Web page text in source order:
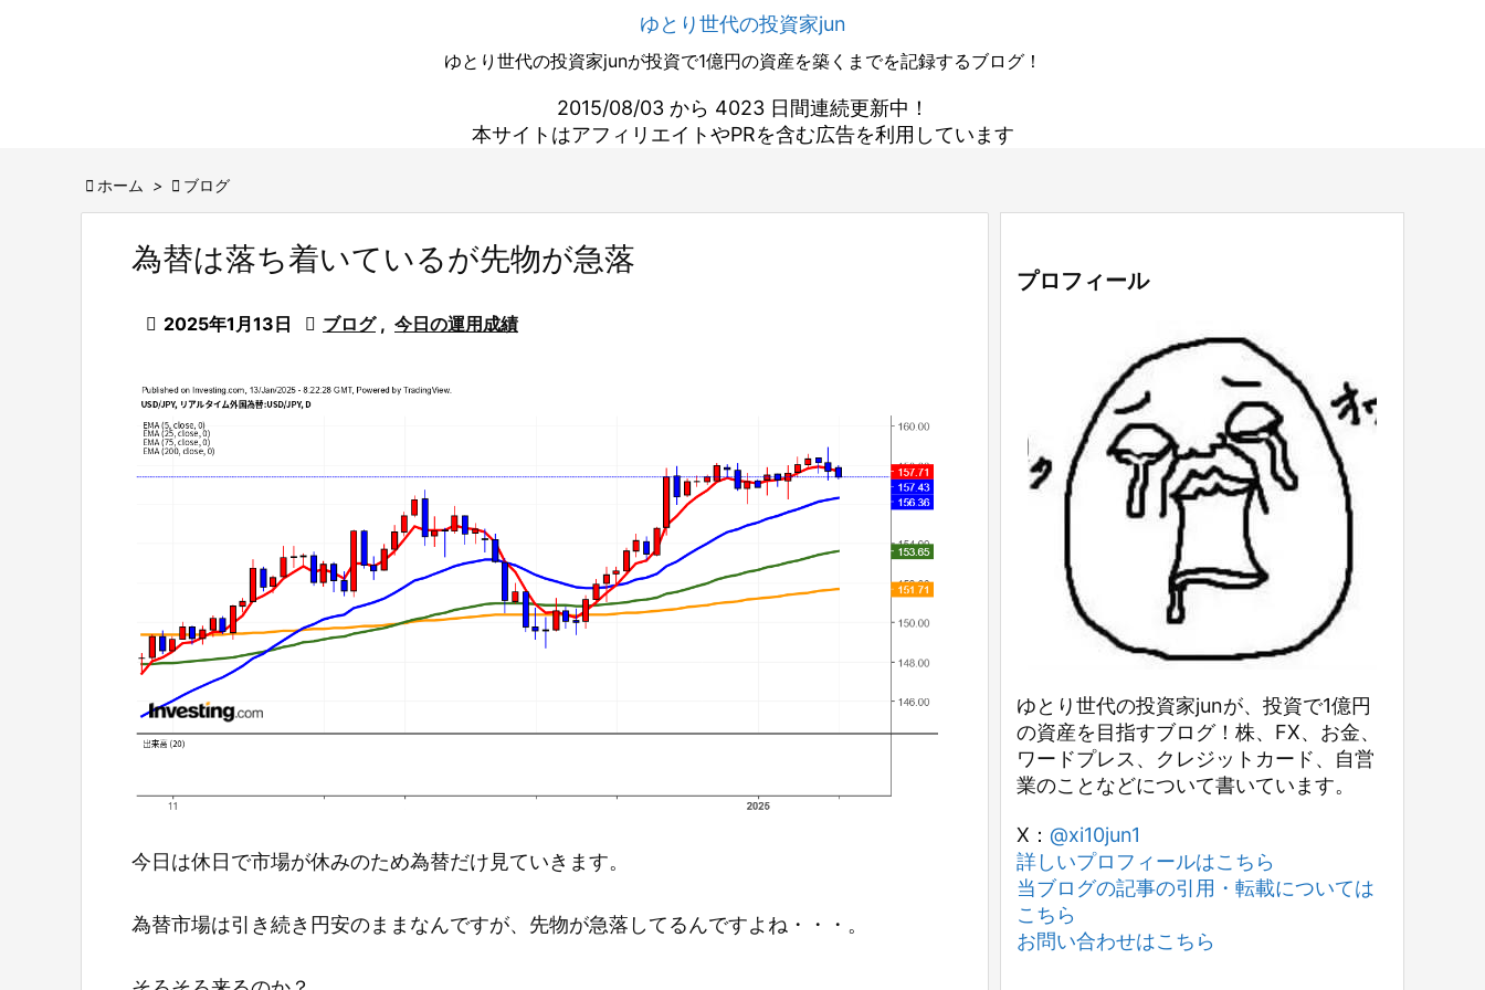
ゆとり世代の投資家jun
ゆとり世代の投資家junが投資で1億円の資産を築くまでを記録するブログ！
2015/08/03 から 4023 日間連続更新中！
本サイトはアフィリエイトやPRを含む広告を利用しています
 ホーム >  ブログ
為替は落ち着いているが先物が急落
 2025年1月13日  ブログ , 今日の運用成績
今日は休日で市場が休みのため為替だけ見ていきます。
為替市場は引き続き円安のままなんですが、先物が急落してるんですよね・・・。
プロフィール
ゆとり世代の投資家junが、投資で1億円
の資産を目指すブログ！株、FX、お金、
ワードプレス、クレジットカード、自営
業のことなどについて書いています。
X： @xi10jun1
詳しいプロフィールはこちら
当ブログの記事の引用・転載については
こちら
お問い合わせはこちら